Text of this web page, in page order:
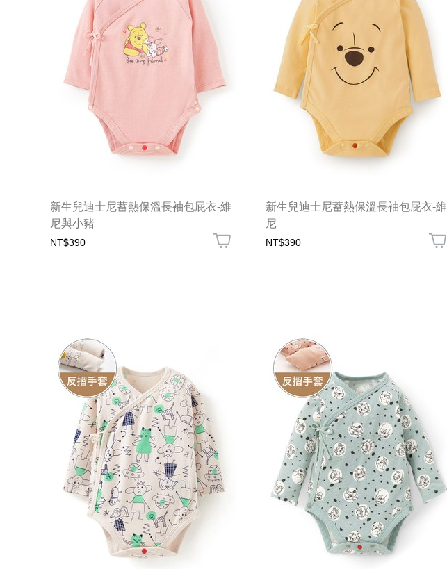
新生兒迪士尼蓄熱保溫長袖包屁衣-維
尼與小豬
NT$390
新生兒迪士尼蓄熱保溫長袖包屁衣-維
尼
NT$390